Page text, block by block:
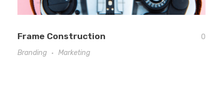
Frame Construction
0
Branding
Marketing